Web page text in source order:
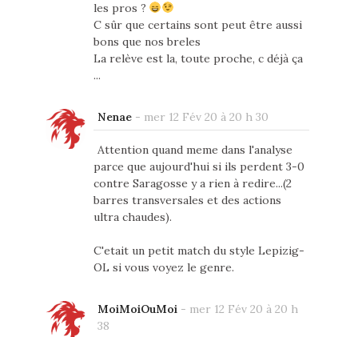
les pros ?
C sûr que certains sont peut être aussi
bons que nos breles
La relève est la, toute proche, c déjà ça
...
Nenae- mer 12 Fév 20 à 20 h 30
Attention quand meme dans l'analyse
parce que aujourd'hui si ils perdent 3-0
contre Saragosse y a rien à redire...(2
barres transversales et des actions
ultra chaudes).
C'etait un petit match du style Lepizig-
OL si vous voyez le genre.
MoiMoiOuMoi- mer 12 Fév 20 à 20 h
38